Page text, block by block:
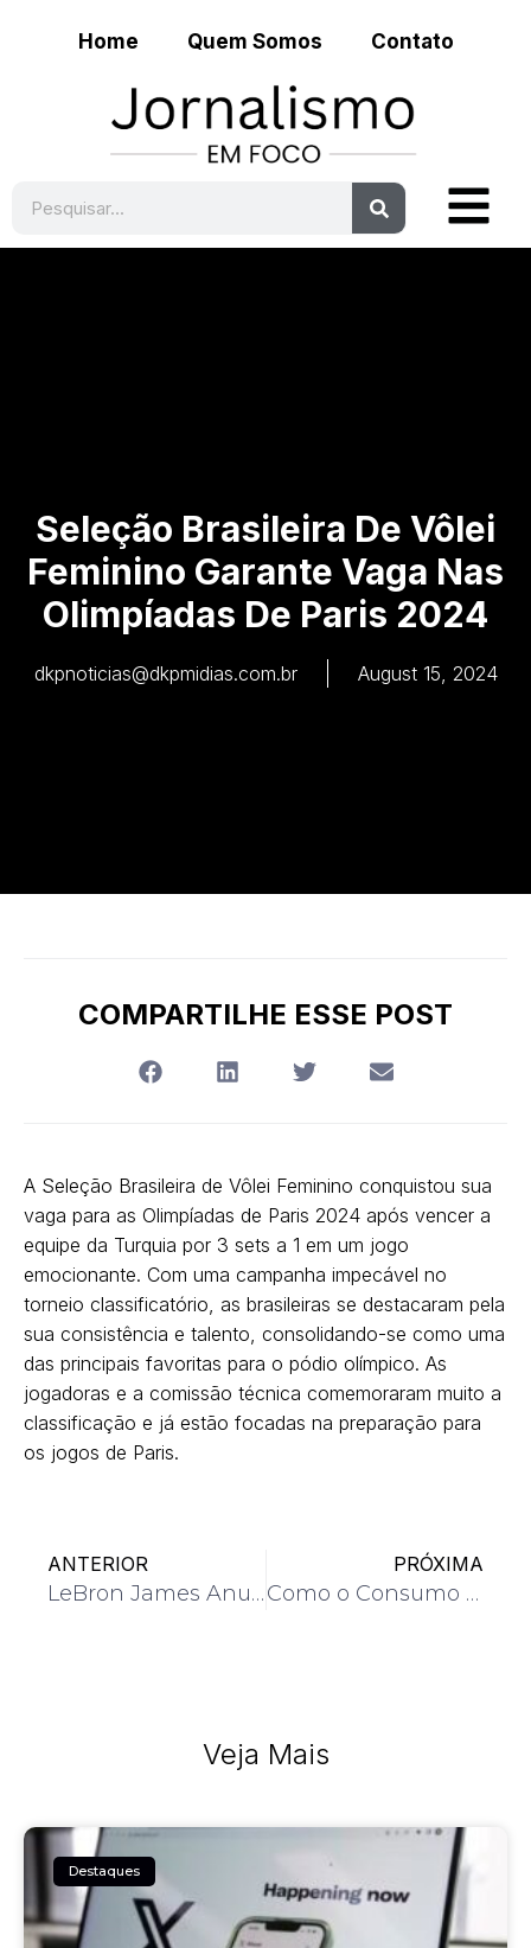
Home Quem Somos Contato
Seleção Brasileira De Vôlei
Feminino Garante Vaga Nas
Olimpíadas De Paris 2024
dkpnoticias@dkpmidias.com.br August 15, 2024
COMPARTILHE ESSE POST
A Seleção Brasileira de Vôlei Feminino conquistou sua
vaga para as Olimpíadas de Paris 2024 após vencer a
equipe da Turquia por 3 sets a 1 em um jogo
emocionante. Com uma campanha impecável no
torneio classificatório, as brasileiras se destacaram pela
sua consistência e talento, consolidando-se como uma
das principais favoritas para o pódio olímpico. As
jogadoras e a comissão técnica comemoraram muito a
classificação e já estão focadas na preparação para
os jogos de Paris.
ANTERIOR
LeBron James Anuncia Aposentadoria da NBA
PRÓXIMA
Como o Consumo de Fibra Ajuda na Digestão
Veja Mais
Destaques